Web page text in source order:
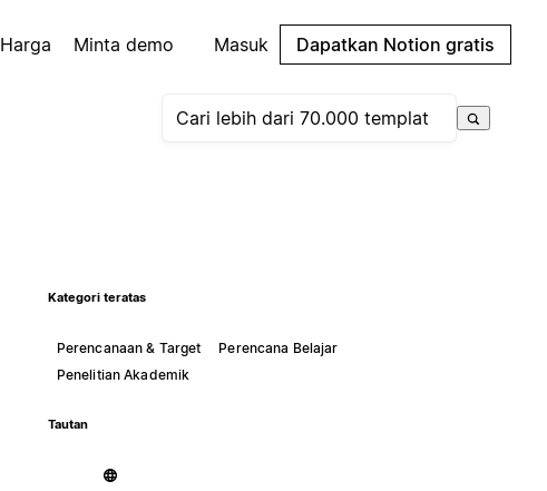
Harga Minta demo Masuk Dapatkan Notion gratis
Kategori teratas
Perencanaan & Target
Perencana Belajar
Penelitian Akademik
Tautan